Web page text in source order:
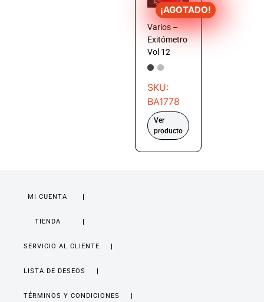
¡AGOTADO!
Varios –
Exitómetro
Vol 12
SKU:
BA1778
Ver
producto
MI CUENTA
TIENDA
SERVICIO AL CLIENTE
LISTA DE DESEOS
TÉRMINOS Y CONDICIONES